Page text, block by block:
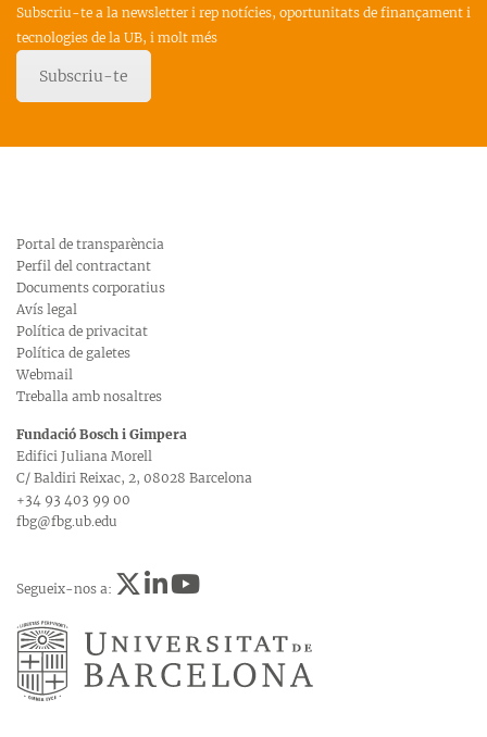
Subscriu-te a la newsletter i rep notícies, oportunitats de finançament i
tecnologies de la UB, i molt més
Subscriu-te
Portal de transparència
Perfil del contractant
Documents corporatius
Avís legal
Política de privacitat
Política de galetes
Webmail
Treballa amb nosaltres
Fundació Bosch i Gimpera
Edifici Juliana Morell
C/ Baldiri Reixac, 2, 08028 Barcelona
+34 93 403 99 00
fbg@fbg.ub.edu
Segueix-nos a: